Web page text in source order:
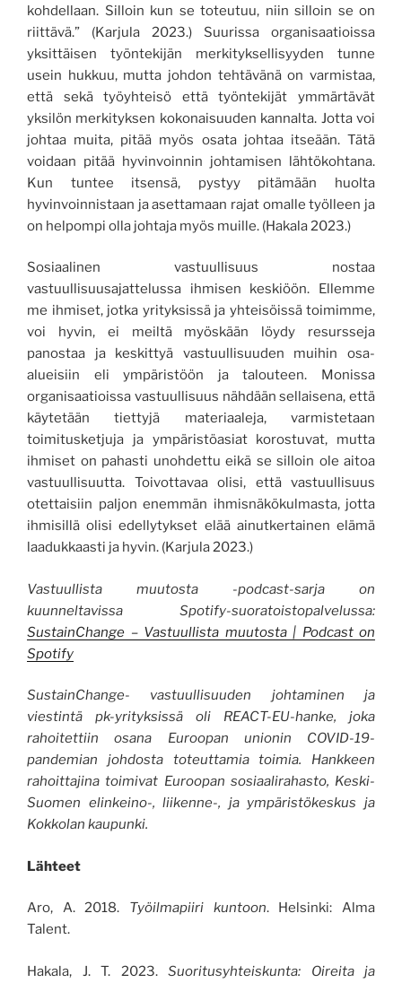
kohdellaan. Silloin kun se toteutuu, niin silloin se on
riittävä.” (Karjula 2023.) Suurissa organisaatioissa
yksittäisen työntekijän merkityksellisyyden tunne
usein hukkuu, mutta johdon tehtävänä on varmistaa,
että sekä työyhteisö että työntekijät ymmärtävät
yksilön merkityksen kokonaisuuden kannalta. Jotta voi
johtaa muita, pitää myös osata johtaa itseään. Tätä
voidaan pitää hyvinvoinnin johtamisen lähtökohtana.
Kun tuntee itsensä, pystyy pitämään huolta
hyvinvoinnistaan ja asettamaan rajat omalle työlleen ja
on helpompi olla johtaja myös muille. (Hakala 2023.)
Sosiaalinen vastuullisuus nostaa
vastuullisuusajattelussa ihmisen keskiöön. Ellemme
me ihmiset, jotka yrityksissä ja yhteisöissä toimimme,
voi hyvin, ei meiltä myöskään löydy resursseja
panostaa ja keskittyä vastuullisuuden muihin osa-
alueisiin eli ympäristöön ja talouteen. Monissa
organisaatioissa vastuullisuus nähdään sellaisena, että
käytetään tiettyjä materiaaleja, varmistetaan
toimitusketjuja ja ympäristöasiat korostuvat, mutta
ihmiset on pahasti unohdettu eikä se silloin ole aitoa
vastuullisuutta. Toivottavaa olisi, että vastuullisuus
otettaisiin paljon enemmän ihmisnäkökulmasta, jotta
ihmisillä olisi edellytykset elää ainutkertainen elämä
laadukkaasti ja hyvin. (Karjula 2023.)
Vastuullista muutosta -podcast-sarja on
kuunneltavissa Spotify-suoratoistopalvelussa:
SustainChange – Vastuullista muutosta | Podcast on
Spotify
SustainChange- vastuullisuuden johtaminen ja
viestintä pk-yrityksissä oli REACT-EU-hanke, joka
rahoitettiin osana Euroopan unionin COVID-19-
pandemian johdosta toteuttamia toimia. Hankkeen
rahoittajina toimivat Euroopan sosiaalirahasto, Keski-
Suomen elinkeino-, liikenne-, ja ympäristökeskus ja
Kokkolan kaupunki.
Lähteet
Aro, A. 2018. Työilmapiiri kuntoon. Helsinki: Alma
Talent.
Hakala, J. T. 2023. Suoritusyhteiskunta: Oireita ja